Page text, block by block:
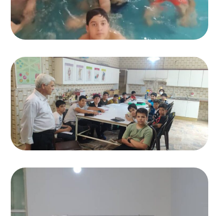
آزمایشگاه
دبیرستان انرژی برتر,کلاس دبیرستان